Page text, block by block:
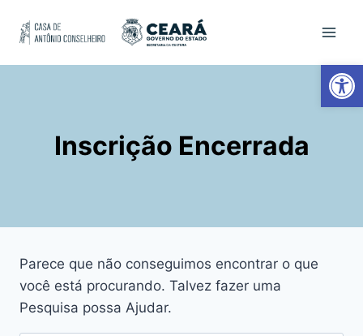
Inscrição Encerrada
Parece que não conseguimos encontrar o que
você está procurando. Talvez fazer uma
Pesquisa possa Ajudar.